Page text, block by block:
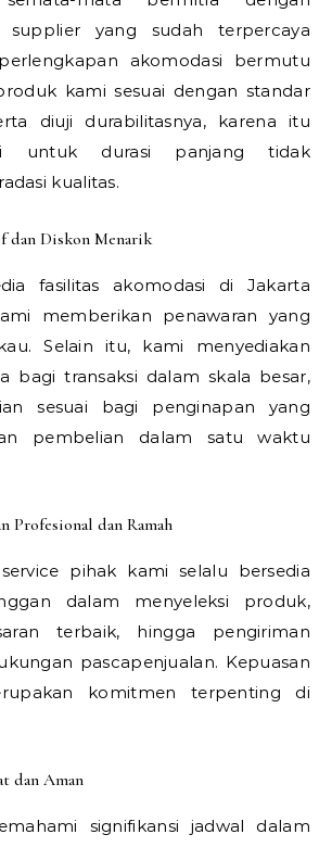
supplier yang sudah terpercaya
akomodasi bermutu
kami sesuai dengan standar
diuji durabilitasnya, karena itu
untuk durasi panjang tidak
kualitas.
dan Diskon Menarik
fasilitas akomodasi di Jakarta
memberikan penawaran yang
Selain itu, kami menyediakan
bagi transaksi dalam skala besar,
sesuai bagi penginapan yang
pembelian dalam satu waktu
Profesional dan Ramah
pihak kami selalu bersedia
dalam menyeleksi produk,
terbaik, hingga pengiriman
pascapenjualan. Kepuasan
komitmen terpenting di
dan Aman
signifikansi jadwal dalam